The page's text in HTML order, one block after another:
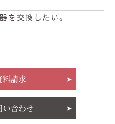
を交換したい。
料請求
い合わせ